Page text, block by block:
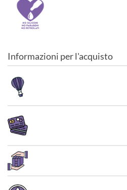
Informazioni per l'acquisto